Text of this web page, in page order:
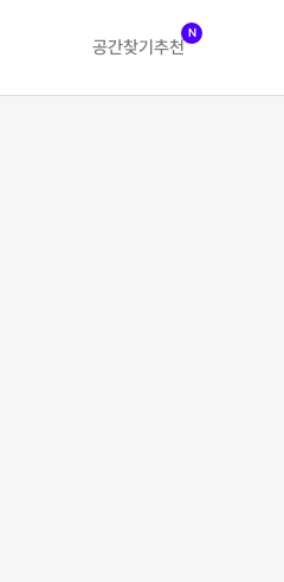
공간찾기 추천
N